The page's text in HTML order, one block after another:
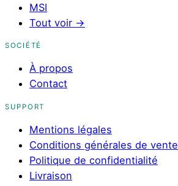
MSI
Tout voir →
SOCIÉTÉ
À propos
Contact
SUPPORT
Mentions légales
Conditions générales de vente
Politique de confidentialité
Livraison